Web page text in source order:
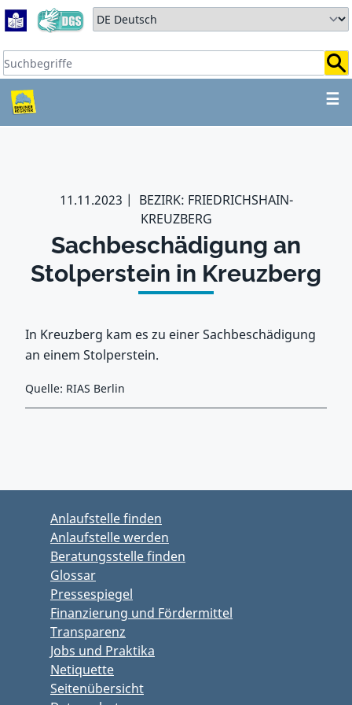
Zum Hauptbereich springen
Zum Hauptmenü springen
Sprache auswählen:
Suchbegriffe:
☰
ZUM HAUPTBEREICH
11.11.2023
BEZIRK: FRIEDRICHSHAIN-
KREUZBERG
Sachbeschädigung an
Stolperstein in Kreuzberg
In Kreuzberg kam es zu einer Sachbeschädigung
an einem Stolperstein.
Quelle: RIAS Berlin
Anlaufstelle finden
Anlaufstelle werden
Beratungsstelle finden
Glossar
Pressespiegel
Finanzierung und Fördermittel
Transparenz
Jobs und Praktika
Netiquette
Seitenübersicht